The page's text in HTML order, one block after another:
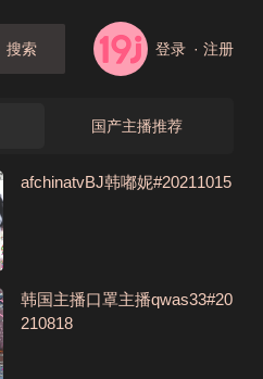
搜索 登录 · 注册
国产主播推荐
afchinatvBJ韩嘟妮#20211015
韩国主播口罩主播qwas33#20
210818